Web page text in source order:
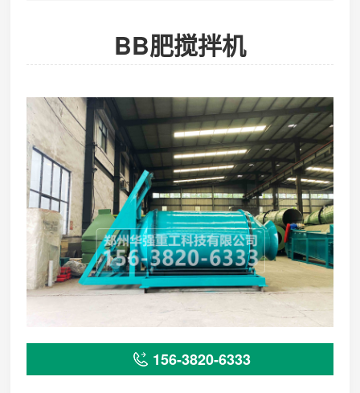
BB肥搅拌机
156-3820-6333